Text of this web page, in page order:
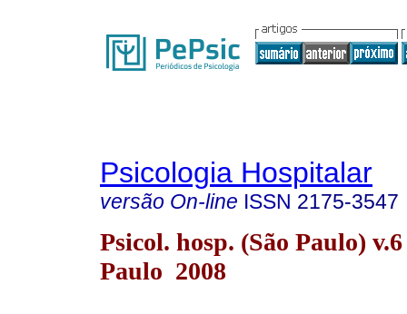
Psicologia Hospitalar
versão On-line ISSN 2175-3547
Psicol. hosp. (São Paulo)
Paulo 2008